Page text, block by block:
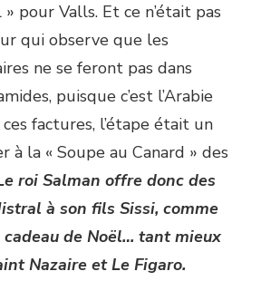
pour Valls. Et ce n’était pas
qui observe que les
ne se feront pas dans
puisque c’est l’Arabie
factures, l’étape était un
à la « Soupe au Canard » des
roi Salman offre donc des
à son fils Sissi, comme
cadeau de Noël… tant mieux
Nazaire et Le Figaro.